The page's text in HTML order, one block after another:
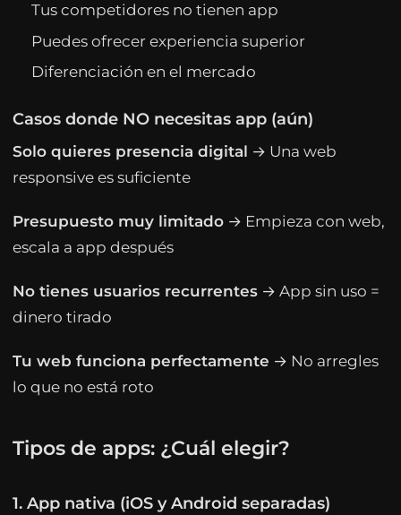
Tus competidores no tienen app
Puedes ofrecer experiencia superior
Diferenciación en el mercado
Casos donde NO necesitas app (aún)
Solo quieres presencia digital → Una web
responsive es suficiente
Presupuesto muy limitado→ Empieza con web,
escala a app después
No tienes usuarios recurrentes→ App sin uso =
dinero tirado
Tu web funciona perfectamente → No arregles
lo que no está roto
Tipos de apps: ¿Cuál elegir?
1. App nativa (iOS y Android separadas)